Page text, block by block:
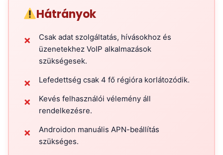
Hátrányok
✗
Csak adat szolgáltatás, hívásokhoz és
üzenetekhez VoIP alkalmazások
szükségesek.
✗ Lefedettség csak 4 fő régióra korlátozódik.
✗
Kevés felhasználói vélemény áll
rendelkezésre.
✗
Androidon manuális APN-beállítás
szükséges.